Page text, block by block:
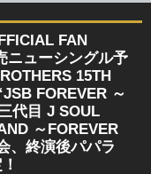
FAN
ニューシングル予
15TH
FOREVER ～
代目 J SOUL
～FOREVER
、終演後パパラ